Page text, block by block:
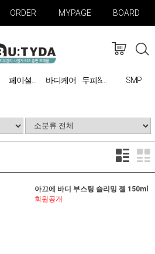
ORDER MYPAGE BOARD
페이셜케어 바디케어 두피&탈모 관리 SMP
아끄에 바디 부스팅 슬리밍 젤 150ml
회원공개